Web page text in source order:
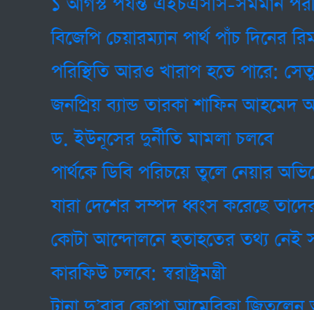
বিজেপি চেয়ারম্যান পার্থ পাঁচ দিনের রিমান্ডে
পরিস্থিতি আরও খারাপ হতে পারে: সেতুমন্ত্রী
জনপ্রিয় ব্যান্ড তারকা শাফিন আহমেদ আর
ড. ইউনূসের দুর্নীতি মামলা চলবে
পার্থকে ডিবি পরিচয়ে তুলে নেয়ার অভিযোগ
যারা দেশের সম্পদ ধ্বংস করেছে তাদের
কোটা আন্দোলনে হতাহতের তথ্য নেই
কারফিউ চলবে: স্বরাষ্ট্রমন্ত্রী